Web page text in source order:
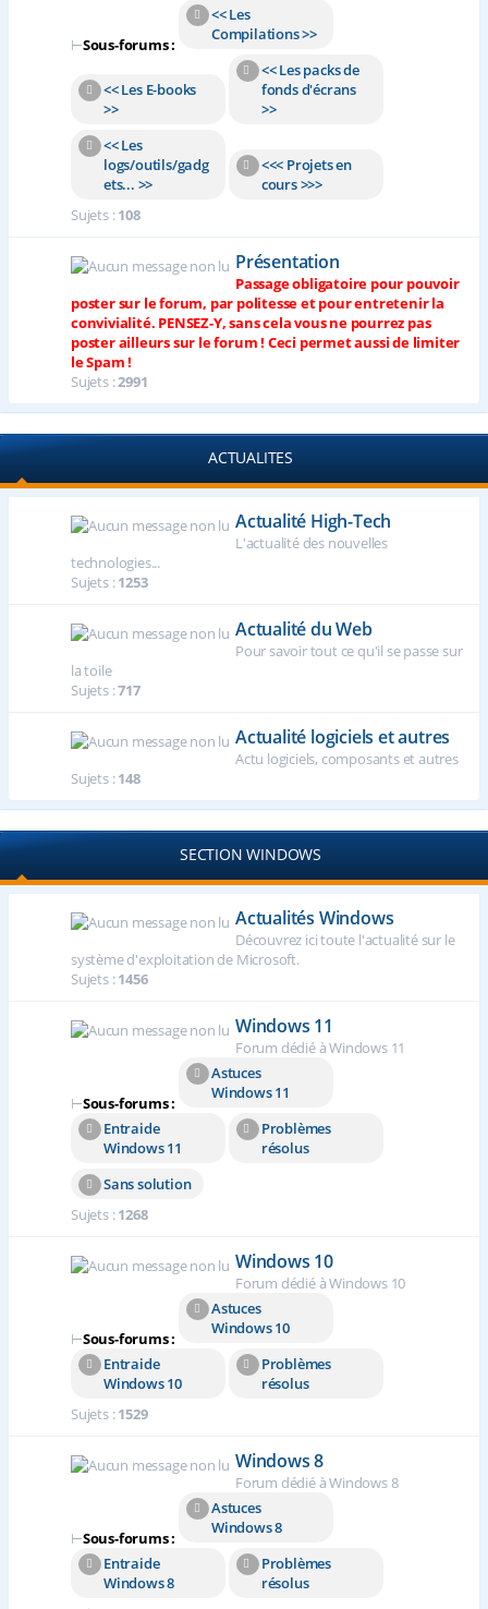
⊢Sous-forums :
<< Les
Compilations >>
<< Les E-books
>>
<< Les packs de
fonds d'écrans
>>
<< Les
logs/outils/gadg
ets... >>
<<< Projets en
cours >>>
Sujets :108
Présentation
Passage obligatoire pour pouvoir
poster sur le forum, par politesse et pour entretenir la
convivialité. PENSEZ-Y, sans cela vous ne pourrez pas
poster ailleurs sur le forum ! Ceci permet aussi de limiter
le Spam !
Sujets :2991
ACTUALITES
Actualité High-Tech
L'actualité des nouvelles
technologies...
Sujets :1253
Actualité du Web
Pour savoir tout ce qu'il se passe sur
la toile
Sujets :717
Actualité logiciels et autres
Actu logiciels, composants et autres
Sujets :148
SECTION WINDOWS
Actualités Windows
Découvrez ici toute l'actualité sur le
système d'exploitation de Microsoft.
Sujets :1456
Windows 11
Forum dédié à Windows 11
⊢Sous-forums :
Astuces
Windows 11
Entraide
Windows 11
Problèmes
résolus
Sans solution
Sujets :1268
Windows 10
Forum dédié à Windows 10
⊢Sous-forums :
Astuces
Windows 10
Entraide
Windows 10
Problèmes
résolus
Sujets :1529
Windows 8
Forum dédié à Windows 8
⊢Sous-forums :
Astuces
Windows 8
Entraide
Windows 8
Problèmes
résolus